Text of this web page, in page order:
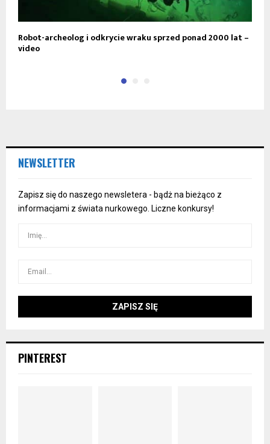
Robot-archeolog i odkrycie wraku sprzed ponad 2000 lat –
video
NEWSLETTER
Zapisz się do naszego newsletera - bądż na bieżąco z
informacjami z świata nurkowego. Liczne konkursy!
PINTEREST